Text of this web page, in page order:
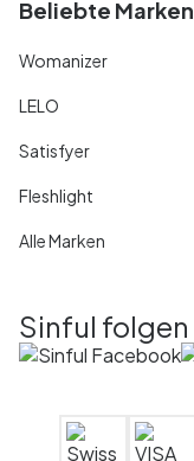
Beliebte Marken
Womanizer
LELO
Satisfyer
Fleshlight
Alle Marken
Sinful folgen